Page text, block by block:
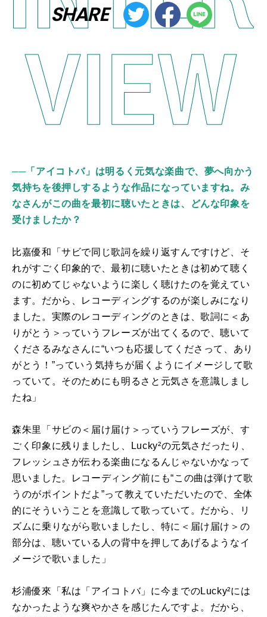
SHARE
──「アイコトバ」は明るく元気な楽曲で、夢へ向かう
気持ちを後押しするような作品になっていますね。み
なさんがこの曲を最初に聴いたときは、どんな印象を
受けましたか？
比嘉優和「サビで同じ歌詞を繰り返すんですけど、そ
れがすごく印象的で、最初に聴いたときは初めて聴く
のに初めてじゃないように楽しく聴けたのを覚えてい
ます。だから、レコーディングするのが楽しみになり
ました。実際のレコーディングのときは、歌詞に＜あ
りがとう＞っていうフレーズが出てくるので、聴いて
くださるみなさんに“いつも応援してくださって、あり
がとう！”っていう気持ちが届くようにイメージして歌
っていて。そのためにも明るさと元気さを意識しまし
たね」
森朱里「サビの＜届け届け＞っていうフレーズが、す
ごく印象に残りましたし、
Lucky²の元気さだったり、
フレッシュさが伝わる楽曲になるんじゃないかなって
思いました。レコーディング前にも“この曲は弾けて歌
うのがポイントだよ”って教えていただいたので、全体
的にそういうことを意識して歌っていて。だから、リ
ズムに乗りながら歌いましたし、特に＜届け届け＞の
部分は、聴いている人の背中を押してあげるようなイ
メージで歌いました」
杉浦優來「私は「アイコトバ」に今までのLucky²には
なかったような爽やかさを感じたんですよ。だから、